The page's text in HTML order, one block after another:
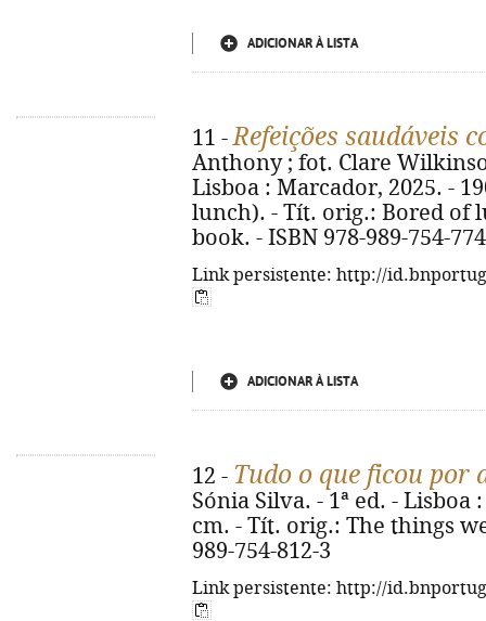
ADICIONAR À LISTA
11 -Refeições saudáveis
Anthony ; fot. Clare
Lisboa : Marcador, 2025. -
lunch). - Tít. orig.: Bored of
book. - ISBN 978-989-754-
Link persistente: http://
ADICIONAR À LISTA
12 - Tudo o que ficou por
Sónia Silva. - 1ª ed. - Lisboa
cm. - Tít. orig.: The things
989-754-812-3
Link persistente: http://